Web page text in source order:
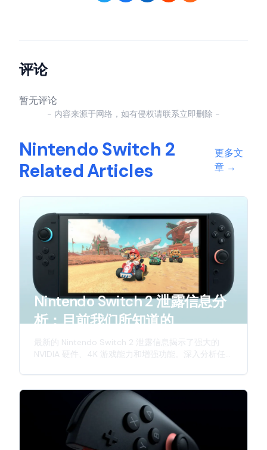
评论
暂无评论
- 内容来源于网络，如有侵权请联系立即删除 -
Nintendo Switch 2
Related Articles
更多文
章→
Nintendo Switch 2 泄露信息分
析：目前我们所知道的
最新的 Nintendo Switch 2 泄露信息揭示了强大的
NVIDIA 硬件、4K 游戏能力和增强功能。深入分析任